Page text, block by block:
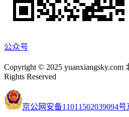
公众号
Copyright © 2025
Rights Reserved
京公网安备11011502039094号